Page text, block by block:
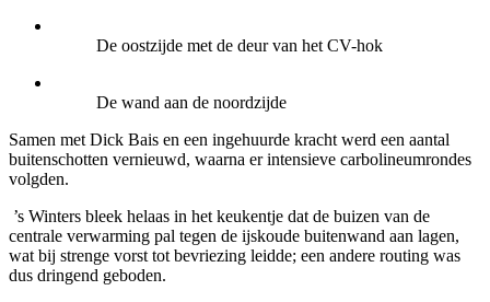
De oostzijde met de deur van het CV-hok
De wand aan de noordzijde
Samen met Dick Bais en een ingehuurde kracht werd een aantal
buitenschotten vernieuwd, waarna er intensieve carbolineumrondes
volgden.
’s Winters bleek helaas in het keukentje dat de buizen van de
centrale verwarming pal tegen de ijskoude buitenwand aan lagen,
wat bij strenge vorst tot bevriezing leidde; een andere routing was
dus dringend geboden.